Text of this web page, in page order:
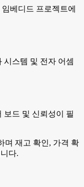
베디드 프로젝트에
시스템 및 전자 어셈
보드 및 신뢰성이 필
며 재고 확인, 가격 확
다.